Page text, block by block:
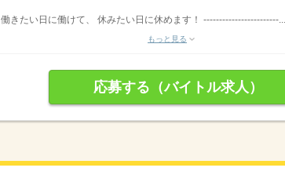
きたい日に働けて、 休みたい日に休めます！ ------------------------...
もっと見る
応募する（バイトル求人）